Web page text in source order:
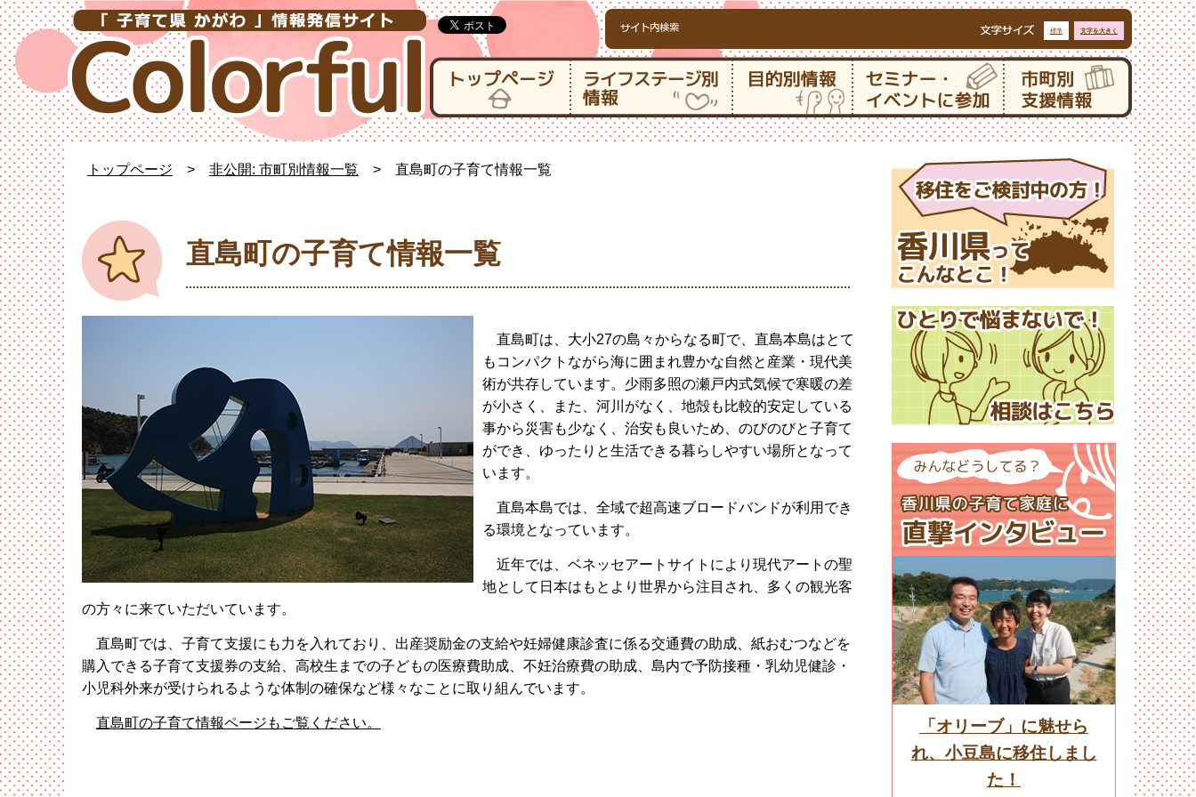
標準 文字を大きく
トップページ > 非公開: 市町別情報一覧 > 直島町の子育て情報一覧
直島町の子育て情報一覧
直島町は、大小27の島々からなる町で、直島本島はとて
もコンパクトながら海に囲まれ豊かな自然と産業・現代美
術が共存しています。少雨多照の瀬戸内式気候で寒暖の差
が小さく、また、河川がなく、地殻も比較的安定している
事から災害も少なく、治安も良いため、のびのびと子育て
ができ、ゆったりと生活できる暮らしやすい場所となって
います。
直島本島では、全域で超高速ブロードバンドが利用でき
る環境となっています。
近年では、ベネッセアートサイトにより現代アートの聖
地として日本はもとより世界から注目され、多くの観光客
の方々に来ていただいています。
直島町では、子育て支援にも力を入れており、出産奨励金の支給や妊婦健康診査に係る交通費の助成、紙おむつなどを
購入できる子育て支援券の支給、高校生までの子どもの医療費助成、不妊治療費の助成、島内で予防接種・乳幼児健診・
小児科外来が受けられるような体制の確保など様々なことに取り組んでいます。
直島町の子育て情報ページもご覧ください。
「オリーブ」に魅せら
れ、小豆島に移住しまし
た！